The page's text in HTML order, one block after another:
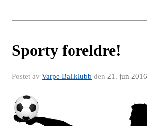
Sporty foreldre!
Postet av Varpe Ballklubb den 21. jun 2016